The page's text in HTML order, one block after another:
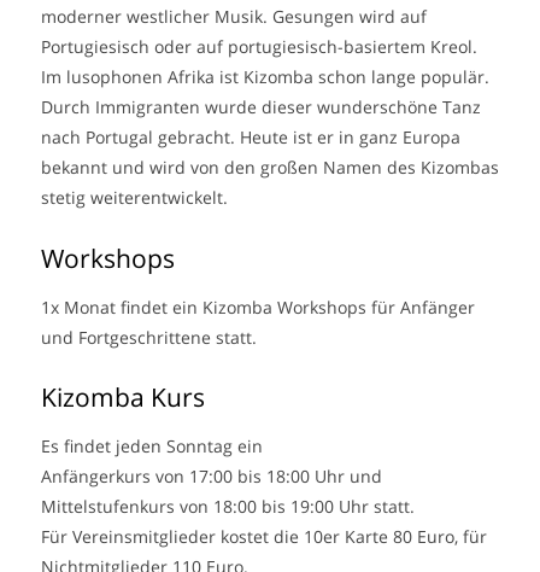
moderner westlicher Musik. Gesungen wird auf
Portugiesisch oder auf portugiesisch-basiertem Kreol.
Im lusophonen Afrika ist Kizomba schon lange populär.
Durch Immigranten wurde dieser wunderschöne Tanz
nach Portugal gebracht. Heute ist er in ganz Europa
bekannt und wird von den großen Namen des Kizombas
stetig weiterentwickelt.
Workshops
1x Monat findet ein Kizomba Workshops für Anfänger
und Fortgeschrittene statt.
Kizomba Kurs
Es findet jeden Sonntag ein
Anfängerkurs von 17:00 bis 18:00 Uhr und
Mittelstufenkurs von 18:00 bis 19:00 Uhr statt.
Für Vereinsmitglieder kostet die 10er Karte 80 Euro, für
Nichtmitglieder 110 Euro.